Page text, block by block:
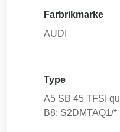
Farbrikmarke
AUDI
Type
A5 SB 45 TFSI qu
B8; S2DMTAQ1/*